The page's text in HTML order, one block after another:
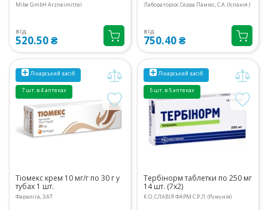
Mibe GmbH Arzneimittel
від
520.50 ₴
Лабораторіос Серра Паміес, С.А. (Іспанія )
від
750.40 ₴
Лікарський засіб
7 шт. в 4 аптеках
Тіомекс крем 10 мг/г по 30 г у
тубах 1 шт.
Фармліга, ЗАТ
Лікарський засіб
5 шт. в 5 аптеках
Тербінорм таблетки по 250 мг
14 шт. (7х2)
К.О. СЛАВІЯ ФАРМ С.Р.Л. (Румунія)